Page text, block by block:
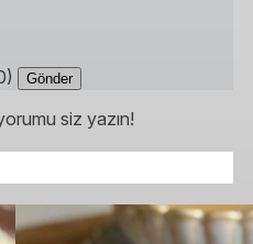
Gönder
siz yazın!